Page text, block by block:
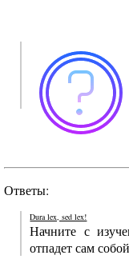
Ответы:
Dura lex, sed lex!
Начните с
отпадет сам